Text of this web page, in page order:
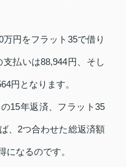
円をフラット35で借り
払いは88,944円、そし
円となります。
15年返済、フラット35
、2つ合わせた総返済額
になるのです。